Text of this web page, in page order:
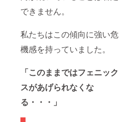
できません。
私たちはこの傾向に強い危
機感を持っていました。
「このままではフェニック
スがあげられなくな
る・・・」